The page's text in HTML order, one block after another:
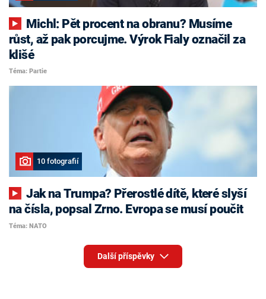
růst, až pak porcujme. Výrok Fialy označil za
klišé
Téma: Partie
10 fotografií
Jak na Trumpa? Přerostlé dítě, které slyší
na čísla, popsal Zrno. Evropa se musí poučit
Téma: NATO
Další příspěvky